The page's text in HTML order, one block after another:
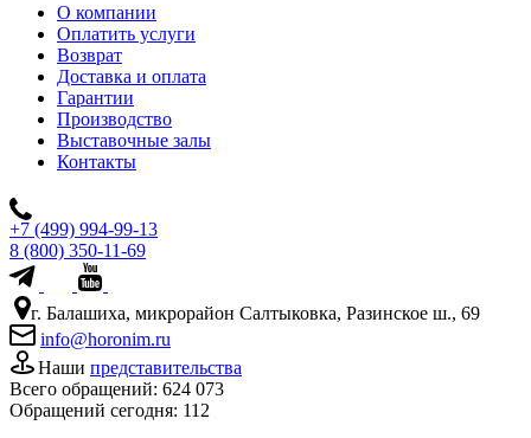
О компании
Оплатить услуги
Возврат
Доставка и оплата
Гарантии
Производство
Выставочные залы
Контакты
+7 (499) 994-99-13
8 (800) 350-11-69
г. Балашиха, микрорайон Салтыковка, Разинское ш., 69
info@horonim.ru
Наши представительства
Всего обращений: 624 073
Обращений сегодня: 112